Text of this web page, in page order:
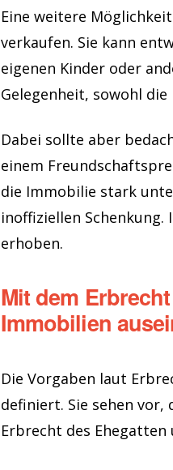
Eine weitere
verkaufen. Sie kann
eigenen Kinder oder
Gelegenheit, sowohl
Dabei sollte aber
einem
die Immobilie stark
inoffiziellen Schenkung.
erhoben.
Mit dem
Immobilien
Die Vorgaben laut
definiert. Sie sehen vor,
Erbrecht des